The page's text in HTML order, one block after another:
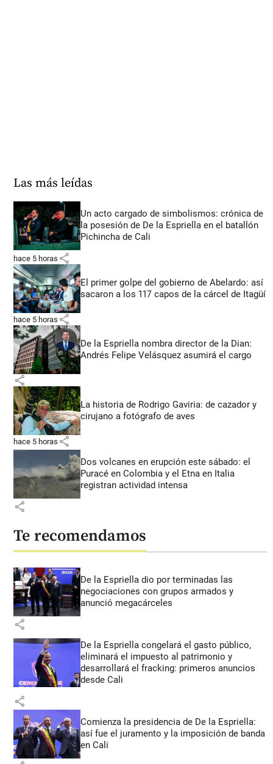
Las más leídas
Un acto cargado de simbolismos: crónica de
la posesión de De la Espriella en el batallón
Pichincha de Cali
hace 5 horas share
El primer golpe del gobierno de Abelardo: así
sacaron a los 117 capos de la cárcel de Itagüí
hace 5 horas share
De la Espriella nombra director de la Dian:
Andrés Felipe Velásquez asumirá el cargo
share
La historia de Rodrigo Gaviria: de cazador y
cirujano a fotógrafo de aves
hace 5 horas share
Dos volcanes en erupción este sábado: el
Puracé en Colombia y el Etna en Italia
registran actividad intensa
share
Te recomendamos
De la Espriella dio por terminadas las
negociaciones con grupos armados y
anunció megacárceles
share
De la Espriella congelará el gasto público,
eliminará el impuesto al patrimonio y
desarrollará el fracking: primeros anuncios
desde Cali
share
Comienza la presidencia de De la Espriella:
así fue el juramento y la imposición de banda
en Cali